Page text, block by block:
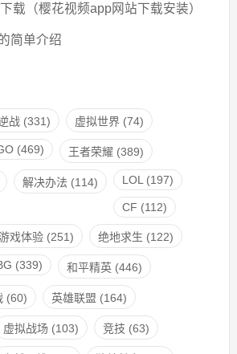
载（樱花视频app网站下载安装）
简单介绍
战(331) 虚拟世界(74)
(469) 王者荣耀 (389)
解决办法 (114) LOL (197)
CF (112)
戏体验(251) 绝地求生 (122)
(339) 和平精英(446)
(60) 英雄联盟 (164)
虚拟战场 (103) 竞技 (63)